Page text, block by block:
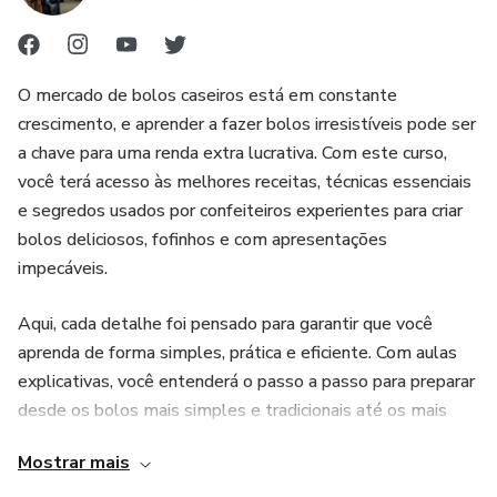
para assumir o controle da própria vida e das situações ao
seu redor.
Este livro não é para qualquer um. Ele é para aqueles que
querem despertar, sair da posição de vítimas e se tornar
estrategistas da mente humana.
⏳ AS REGRAS DO JOGO MUDARAM… E AGORA É SUA
VEZ DE JOGAR PARA GANHAR!
transformação mental!
O mercado de bolos caseiros está em constante
crescimento, e aprender a fazer bolos irresistíveis pode ser
a chave para uma renda extra lucrativa. Com este curso,
você terá acesso às melhores receitas, técnicas essenciais
e segredos usados por confeiteiros experientes para criar
bolos deliciosos, fofinhos e com apresentações
impecáveis.
Aqui, cada detalhe foi pensado para garantir que você
aprenda de forma simples, prática e eficiente. Com aulas
explicativas, você entenderá o passo a passo para preparar
desde os bolos mais simples e tradicionais até os mais
e aprovadas, garantindo que cada bolo tenha textura
Mostrar mais